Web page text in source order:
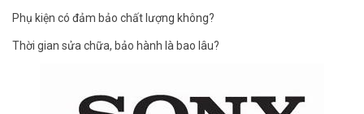
Phụ kiện có đảm bảo chất lượng không?
Thời gian sửa chữa, bảo hành là bao lâu?